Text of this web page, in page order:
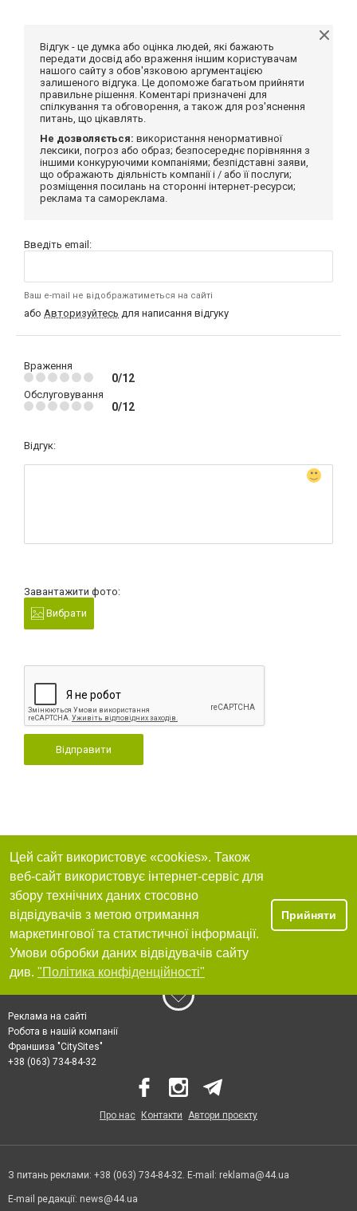
Відгук - це думка або оцінка людей, які бажають
передати досвід або враження іншим користувачам
нашого сайту з обов'язковою аргументацією
залишеного відгука. Це допоможе багатьом прийняти
правильне рішення. Коментарі призначені для
спілкування та обговорення, а також для роз'яснення
питань, що цікавлять.
Не дозволяється: використання ненормативної
лексики, погроз або образ; безпосереднє порівняння з
іншими конкуруючими компаніями; безпідставні заяви,
що ображають діяльність компанії і / або її послуги;
розміщення посилань на сторонні інтернет-ресурси;
реклама та самореклама.
Введіть email:
Ваш e-mail не відображатиметься на сайті
або Авторизуйтесь для написання відгуку
Враження
0/12
Обслуговування
0/12
Відгук:
Завантажити фото:
Вибрати
Відправити
Цей сайт використовує «cookies». Також
веб-сайт використовує інтернет-сервіс для
збору технічних даних стосовно
відвідувачів з метою отримання
маркетингової та статистичної інформації.
Умови обробки даних відвідувачів сайту
див. "Політика конфіденційності"
Прийняти
Реклама на сайті
Робота в нашій компанії
Франшиза "CitySites"
+38 (063) 734-84-32
Про нас Контакти Автори проєкту
З питань реклами: +38 (063) 734-84-32. E-mail: reklama@44.ua
E-mail редакції: news@44.ua